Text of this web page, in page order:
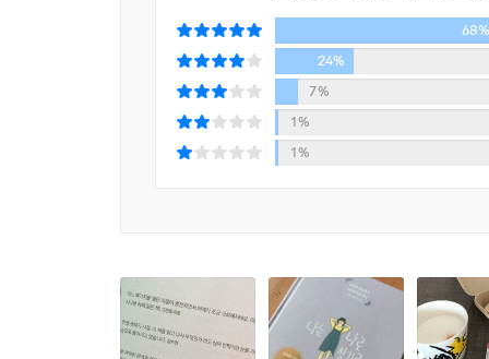
우리는 왜 이런 현실 속에 자신을 내동댕이치는
무엇인지, 차별과 모욕으로 우리가 얻는 것은 무
책을 통해, 우리 스스로 무언가 단단히 잘못한 사
고개를 들라고, 그럴 필요 없다고. 그리고 나와 타
불친절한 세상에서 ‘나’로 살아남기 위해
눈치 보지 않고 나다울 수 있는 ‘당신’을 위해
평범하지만 아름다운 ‘우리’ 보통의 존재들을 위하
68%
24%
7%
1%
1%